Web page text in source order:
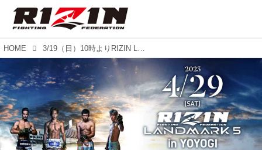
HOME 3/19（日）10時よりRIZIN LANDMARK 5 in YOYOGIのチケット一般発売がスタート！